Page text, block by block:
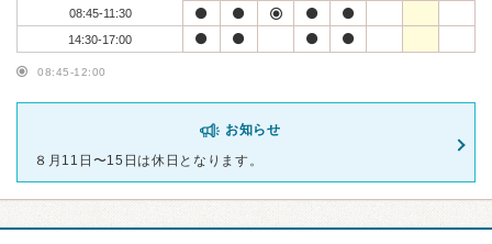
08:45-11:30
14:30-17:00
08:45-12:00
お知らせ
８月11日〜15日は休日となります。